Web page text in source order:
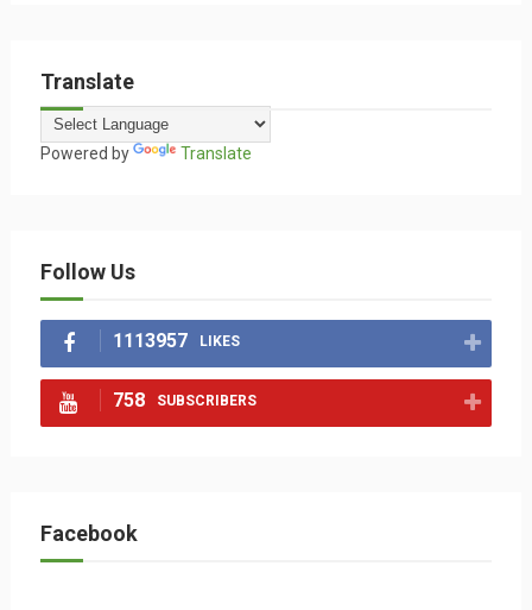
Translate
Powered by Translate
Follow Us
1113957 LIKES
758 SUBSCRIBERS
Facebook